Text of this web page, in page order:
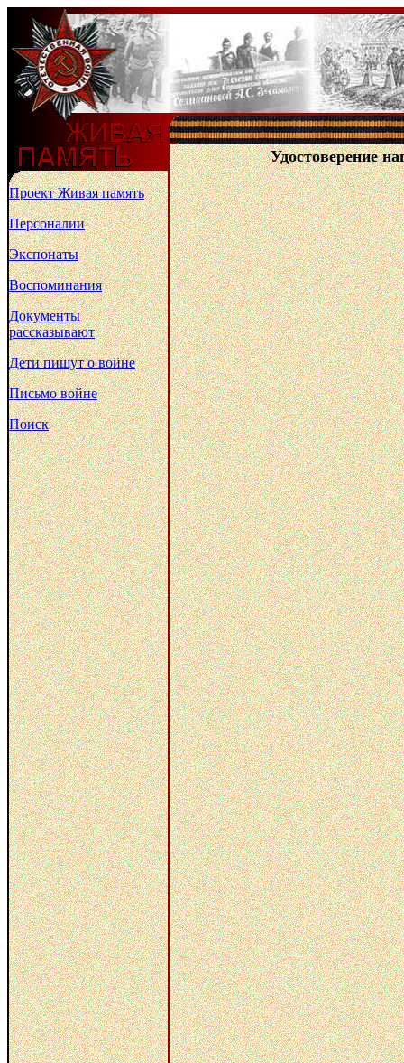
Удостоверение
Проект Живая память
Персоналии
Экспонаты
Воспоминания
Документы
рассказывают
Дети пишут о войне
Письмо войне
Поиск